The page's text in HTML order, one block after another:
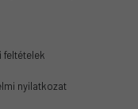
feltételek
nyilatkozat